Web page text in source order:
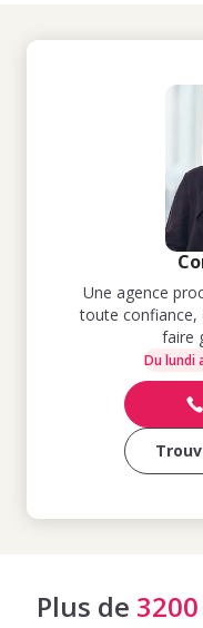
Une agence
toute confiance,
faire
Du lundi
Plus de